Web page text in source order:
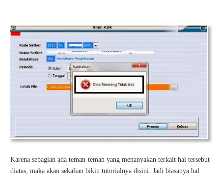
Karena sebagian ada teman-teman yang menanyakan terkait hal tersebut
diatas, maka akan sekalian bikin tutorialnya disini. Jadi biasanya hal